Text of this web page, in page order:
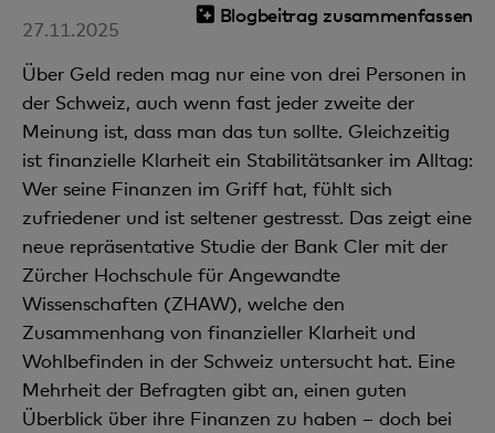
Blogbeitrag zusammenfassen
27.11.2025
Über Geld reden mag nur eine von drei Personen in
der Schweiz, auch wenn fast jeder zweite der
Meinung ist, dass man das tun sollte. Gleichzeitig
ist finanzielle Klarheit ein Stabilitätsanker im Alltag:
Wer seine Finanzen im Griff hat, fühlt sich
zufriedener und ist seltener gestresst. Das zeigt eine
neue repräsentative Studie der Bank Cler mit der
Zürcher Hochschule für Angewandte
Wissenschaften (ZHAW), welche den
Zusammenhang von finanzieller Klarheit und
Wohlbefinden in der Schweiz untersucht hat. Eine
Mehrheit der Befragten gibt an, einen guten
Überblick über ihre Finanzen zu haben – doch bei